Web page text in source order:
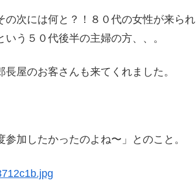
次には何と？！８０代の女性が来られ
う５０代後半の主婦の方、、。
屋のお客さんも来てくれました。
加したかったのよね〜」とのこと。